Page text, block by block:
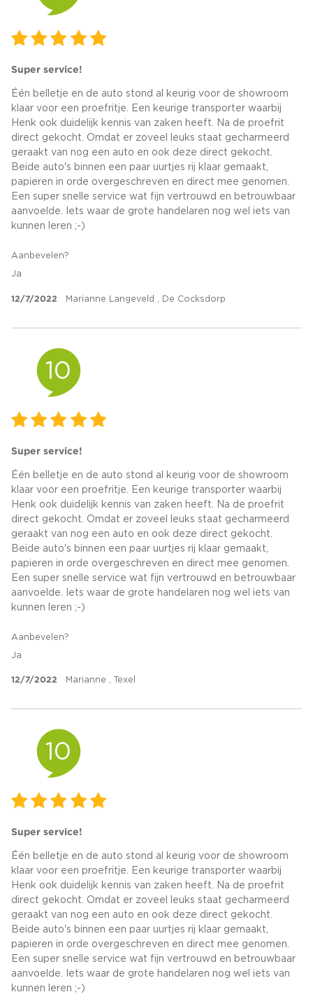
Super service!
Één belletje en de auto stond al keurig voor de showroom
klaar voor een proefritje. Een keurige transporter waarbij
Henk ook duidelijk kennis van zaken heeft. Na de proefrit
direct gekocht. Omdat er zoveel leuks staat gecharmeerd
geraakt van nog een auto en ook deze direct gekocht.
Beide auto's binnen een paar uurtjes rij klaar gemaakt,
papieren in orde overgeschreven en direct mee genomen.
Een super snelle service wat fijn vertrouwd en betrouwbaar
aanvoelde. Iets waar de grote handelaren nog wel iets van
kunnen leren ;-)
Aanbevelen?
Ja
12/7/2022 Marianne Langeveld , De Cocksdorp
10
Super service!
Één belletje en de auto stond al keurig voor de showroom
klaar voor een proefritje. Een keurige transporter waarbij
Henk ook duidelijk kennis van zaken heeft. Na de proefrit
direct gekocht. Omdat er zoveel leuks staat gecharmeerd
geraakt van nog een auto en ook deze direct gekocht.
Beide auto's binnen een paar uurtjes rij klaar gemaakt,
papieren in orde overgeschreven en direct mee genomen.
Een super snelle service wat fijn vertrouwd en betrouwbaar
aanvoelde. Iets waar de grote handelaren nog wel iets van
kunnen leren ;-)
Aanbevelen?
Ja
12/7/2022 Marianne , Texel
10
Super service!
Één belletje en de auto stond al keurig voor de showroom
klaar voor een proefritje. Een keurige transporter waarbij
Henk ook duidelijk kennis van zaken heeft. Na de proefrit
direct gekocht. Omdat er zoveel leuks staat gecharmeerd
geraakt van nog een auto en ook deze direct gekocht.
Beide auto's binnen een paar uurtjes rij klaar gemaakt,
papieren in orde overgeschreven en direct mee genomen.
Een super snelle service wat fijn vertrouwd en betrouwbaar
aanvoelde. Iets waar de grote handelaren nog wel iets van
kunnen leren ;-)